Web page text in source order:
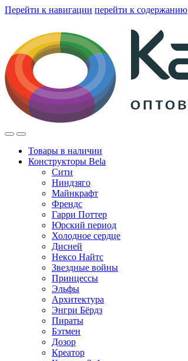
Перейти к навигации перейти к содержанию
Товары в наличии
Конструкторы Bela
Сити
Ниндзяго
Майнкрафт
Френдс
Гарри Поттер
Юрский период
Холодное сердце
Дисней
Нексо Найтс
Звездные войны
Принцессы
Эльфы
Архитектура
Энгри Бёрдз
Пираты
Бэтмен
Дозор
Креатор